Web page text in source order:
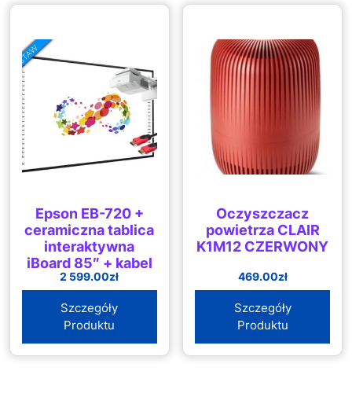
Epson EB-720 +
ceramiczna tablica
interaktywna
iBoard 85″ + kabel
HDMI
2 599.00zł
Szczegóły
Produktu
Oczyszczacz
powietrza CLAIR
K1M12 CZERWONY
469.00zł
Szczegóły
Produktu